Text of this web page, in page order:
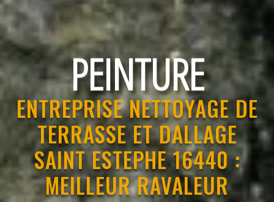
RAVALEMENT
ENTREPRISE NETTOYAGE DE
TERRASSE ET DALLAGE
SAINT ESTEPHE 16440 :
MEILLEUR RAVALEUR